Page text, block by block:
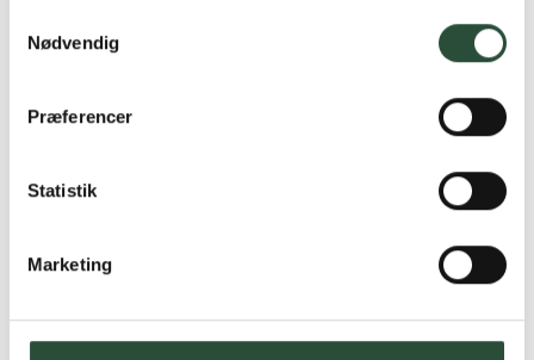
Nødvendig
Præferencer
Statistik
Marketing